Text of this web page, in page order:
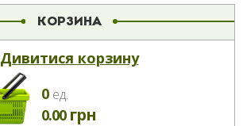
КОРЗИНА
Дивитися корзину
0eд.
0.00 грн